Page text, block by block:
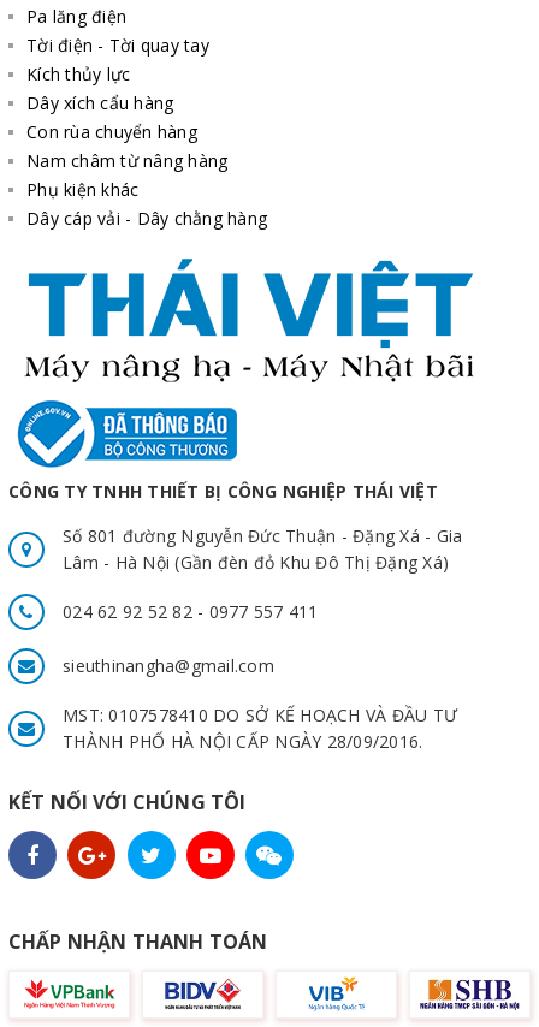
Pa lăng điện
Tời điện - Tời quay tay
Kích thủy lực
Dây xích cẩu hàng
Con rùa chuyển hàng
Nam châm từ nâng hàng
Phụ kiện khác
Dây cáp vải - Dây chằng hàng
CÔNG TY TNHH THIẾT BỊ CÔNG NGHIỆP THÁI VIỆT
Số 801 đường Nguyễn Đức Thuận - Đặng Xá - Gia
Lâm - Hà Nội (Gần đèn đỏ Khu Đô Thị Đặng Xá)
024 62 92 52 82 - 0977 557 411
sieuthinangha@gmail.com
MST: 0107578410 DO SỞ KẾ HOẠCH VÀ ĐẦU TƯ
THÀNH PHỐ HÀ NỘI CẤP NGÀY 28/09/2016.
KẾT NỐI VỚI CHÚNG TÔI
CHẤP NHẬN THANH TOÁN